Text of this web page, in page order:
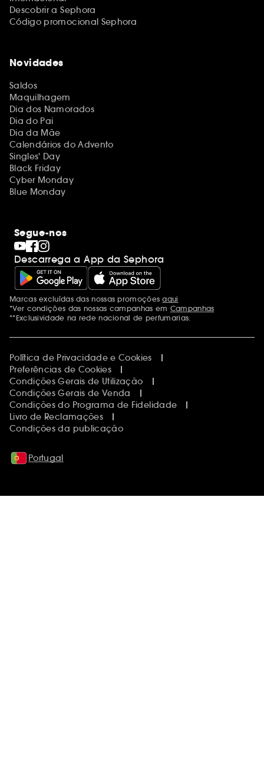
Descobrir a Sephora
Código promocional Sephora
Novidades
Saldos
Maquilhagem
Dia dos Namorados
Dia do Pai
Dia da Mãe
Calendários do Advento
Singles' Day
Black Friday
Cyber Monday
Blue Monday
Segue-nos
Descarrega a App da Sephora
Menções adicionais
Marcas excluídas das nossas promoçõesaqui
*Ver condições das nossas campanhas em Campanhas
**Exclusividade na rede nacional de perfumarias.
Política de Privacidade e Cookies
Preferências de Cookies
Condições Gerais de Utilização
Condições Gerais de Venda
Condições do Programa de Fidelidade
Livro de Reclamações
Condições da publicação
Portugal